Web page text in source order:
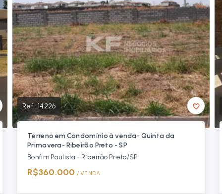
Ref.:14226
Terreno em Condomínio à venda- Quinta da
Primavera- Ribeirão Preto - SP
Bonfim Paulista - Ribeirão Preto/SP
R$360.000 / VENDA